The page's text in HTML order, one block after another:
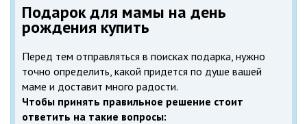
Подарок для мамы на день
рождения купить
Перед тем отправляться в поисках подарка, нужно
точно определить, какой придется по душе вашей
маме и доставит много радости.
Чтобы принять правильное решение стоит
ответить на такие вопросы: